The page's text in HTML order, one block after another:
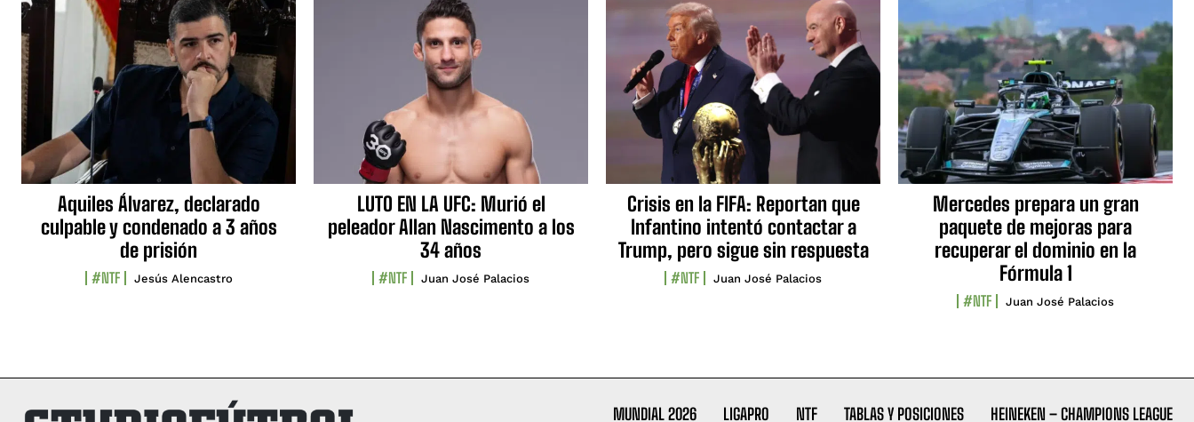
Aquiles Álvarez, declarado
culpable y condenado a 3 años
de prisión
#NTF Jesús Alencastro
LUTO EN LA UFC: Murió el
peleador Allan Nascimento a los
34 años
#NTF Juan José Palacios
Crisis en la FIFA: Reportan que
Infantino intentó contactar a
Trump, pero sigue sin respuesta
#NTF Juan José Palacios
Mercedes prepara un gran
paquete de mejoras para
recuperar el dominio en la
Fórmula 1
#NTF Juan José Palacios
MUNDIAL 2026 LIGAPRO NTF TABLAS Y POSICIONES HEINEKEN – CHAMPIONS LEAGUE